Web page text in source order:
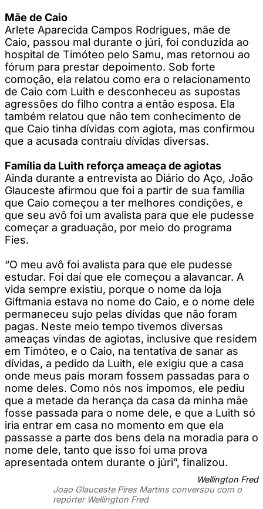
Mãe de Caio
Arlete Aparecida Campos Rodrigues, mãe de
Caio, passou mal durante o júri, foi conduzida ao
hospital de Timóteo pelo Samu, mas retornou ao
fórum para prestar depoimento. Sob forte
comoção, ela relatou como era o relacionamento
de Caio com Luith e desconheceu as supostas
agressões do filho contra a então esposa. Ela
também relatou que não tem conhecimento de
que Caio tinha dívidas com agiota, mas confirmou
que a acusada contraiu dívidas diversas.
Família da Luith reforça ameaça de agiotas
Ainda durante a entrevista ao Diário do Aço, João
Glauceste afirmou que foi a partir de sua família
que Caio começou a ter melhores condições, e
que seu avô foi um avalista para que ele pudesse
começar a graduação, por meio do programa
Fies.
“O meu avô foi avalista para que ele pudesse
estudar. Foi daí que ele começou a alavancar. A
vida sempre existiu, porque o nome da loja
Giftmania estava no nome do Caio, e o nome dele
permaneceu sujo pelas dívidas que não foram
pagas. Neste meio tempo tivemos diversas
ameaças vindas de agiotas, inclusive que residem
em Timóteo, e o Caio, na tentativa de sanar as
dívidas, a pedido da Luith, ele exigiu que a casa
onde meus pais moram fossem passadas para o
nome deles. Como nós nos impomos, ele pediu
que a metade da herança da casa da minha mãe
fosse passada para o nome dele, e que a Luith só
iria entrar em casa no momento em que ela
passasse a parte dos bens dela na moradia para o
nome dele, tanto que isso foi uma prova
apresentada ontem durante o júri”, finalizou.
Wellington Fred
Joao Glauceste Pires Martins conversou com o
repórter Wellington Fred